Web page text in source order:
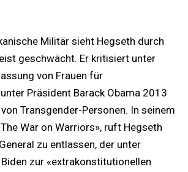
Militär sieht Hegseth durch
geschwächt. Er kritisiert unter
von Frauen für
Präsident Barack Obama 2013
Transgender-Personen. In seinem
War on Warriors», ruft Hegseth
zu entlassen, der unter
zur «extrakonstitutionellen